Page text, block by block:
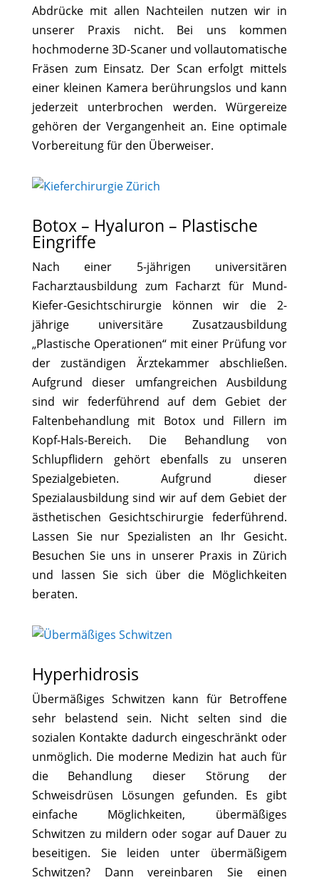
Abdrücke mit allen Nachteilen nutzen wir in
unserer Praxis nicht. Bei uns kommen
hochmoderne 3D-Scaner und vollautomatische
Fräsen zum Einsatz. Der Scan erfolgt mittels
einer kleinen Kamera berührungslos und kann
jederzeit unterbrochen werden. Würgereize
gehören der Vergangenheit an. Eine optimale
Vorbereitung für den Überweiser.
Botox – Hyaluron – Plastische
Eingriffe
Nach einer 5-jährigen universitären
Facharztausbildung zum Facharzt für Mund-
Kiefer-Gesichtschirurgie können wir die 2-
jährige universitäre Zusatzausbildung
„Plastische Operationen“ mit einer Prüfung vor
der zuständigen Ärztekammer abschließen.
Aufgrund dieser umfangreichen Ausbildung
sind wir federführend auf dem Gebiet der
Faltenbehandlung mit Botox und Fillern im
Kopf-Hals-Bereich. Die Behandlung von
Schlupflidern gehört ebenfalls zu unseren
Spezialgebieten. Aufgrund dieser
Spezialausbildung sind wir auf dem Gebiet der
ästhetischen Gesichtschirurgie federführend.
Lassen Sie nur Spezialisten an Ihr Gesicht.
Besuchen Sie uns in unserer Praxis in Zürich
und lassen Sie sich über die Möglichkeiten
beraten.
Hyperhidrosis
Übermäßiges Schwitzen kann für Betroffene
sehr belastend sein. Nicht selten sind die
sozialen Kontakte dadurch eingeschränkt oder
unmöglich. Die moderne Medizin hat auch für
die Behandlung dieser Störung der
Schweisdrüsen Lösungen gefunden. Es gibt
einfache Möglichkeiten, übermäßiges
Schwitzen zu mildern oder sogar auf Dauer zu
beseitigen. Sie leiden unter übermäßigem
Schwitzen? Dann vereinbaren Sie einen